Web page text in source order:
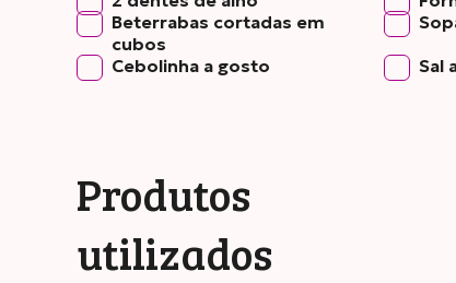
Beterrabas cortadas em
cubos
Cebolinha a gosto
Sal
Produtos
utilizados